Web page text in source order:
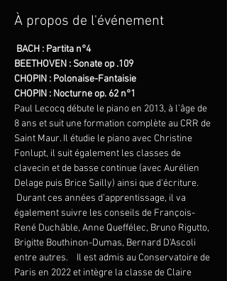
À propos de l'événement
BACH : Partita n°4
BEETHOVEN : Sonate op .109
CHOPIN : Polonaise-Fantaisie
CHOPIN : Nocturne op. 62 n°1
Paul Lecocq débute le piano en 2013, à l’âge de
8 ans et suit une formation complète au CRR de
Saint Maur. Il étudie le piano avec Christine
Fonlupt, il suit également les classes de
clavecin et de basse continue (avec Aurélien
Delage puis Brice Sailly) ainsi que d'écriture.
Durant ces années d’apprentissage, il va
également suivre les conseils de François-
René Duchâble, Anne Queffélec, Bruno Rigutto,
Brigitte Bouthinon-Dumas, Bernard D'Ascoli
entre autres.    Il est admis au Conservatoire de
Paris en 2022 et intègre la classe de Claire